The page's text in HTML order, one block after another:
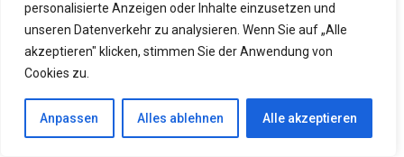
personalisierte Anzeigen oder Inhalte einzusetzen und
unseren Datenverkehr zu analysieren. Wenn Sie auf „Alle
akzeptieren" klicken, stimmen Sie der Anwendung von
Cookies zu.
Anpassen Alles ablehnen Alle akzeptieren
Professionelle Frisuren für den Business-